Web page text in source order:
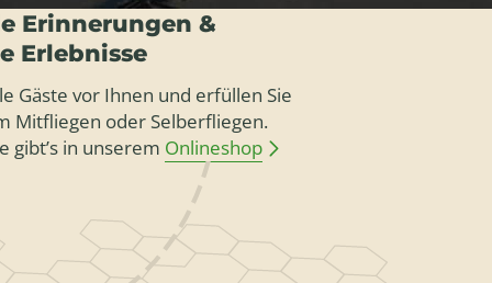
Erinnerungen &
Erlebnisse
Gäste vor Ihnen und erfüllen Sie
Mitfliegen oder Selberfliegen.
gibt’s in unserem Onlineshop